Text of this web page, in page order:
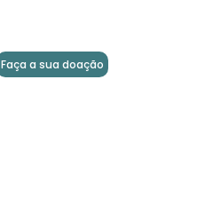
Faça a sua doação